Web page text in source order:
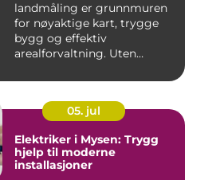
landmåling er grunnmuren
for nøyaktige kart, trygge
bygg og effektiv
arealforvaltning. Uten
05. jul
Elektriker i Mysen: Trygg
hjelp til moderne
installasjoner